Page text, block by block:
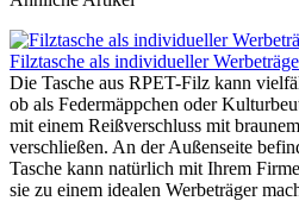
Filztasche als individueller
Die Tasche aus RPET-Filz kann
ob als Federmäppchen oder
mit einem Reißverschluss mit
verschließen. An der Außenseite
Tasche kann natürlich mit Ihrem
sie zu einem idealen Werbeträger